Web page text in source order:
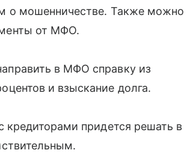
о мошенничестве. Также можно
от МФО.
в МФО справку из
и взыскание долга.
кредиторами придется решать в